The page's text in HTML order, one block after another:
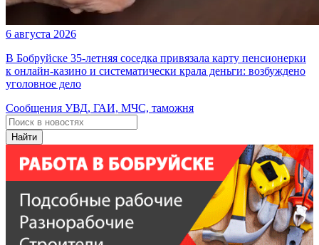
6 августа 2026
В Бобруйске 35-летняя соседка привязала карту пенсионерки
к онлайн-казино и систематически крала деньги: возбуждено
уголовное дело
Сообщения УВД, ГАИ, МЧС, таможня
Найти